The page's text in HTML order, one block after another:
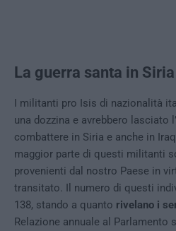
La guerra santa in Siria
I militanti pro Isis di nazionalità
una dozzina e avrebbero lasciato
combattere in Siria e anche in Iraq
maggior parte di questi militanti
provenienti dal nostro Paese in
transitato. Il numero di questi
138, stando a quanto rivelano i
Relazione annuale al Parlamento